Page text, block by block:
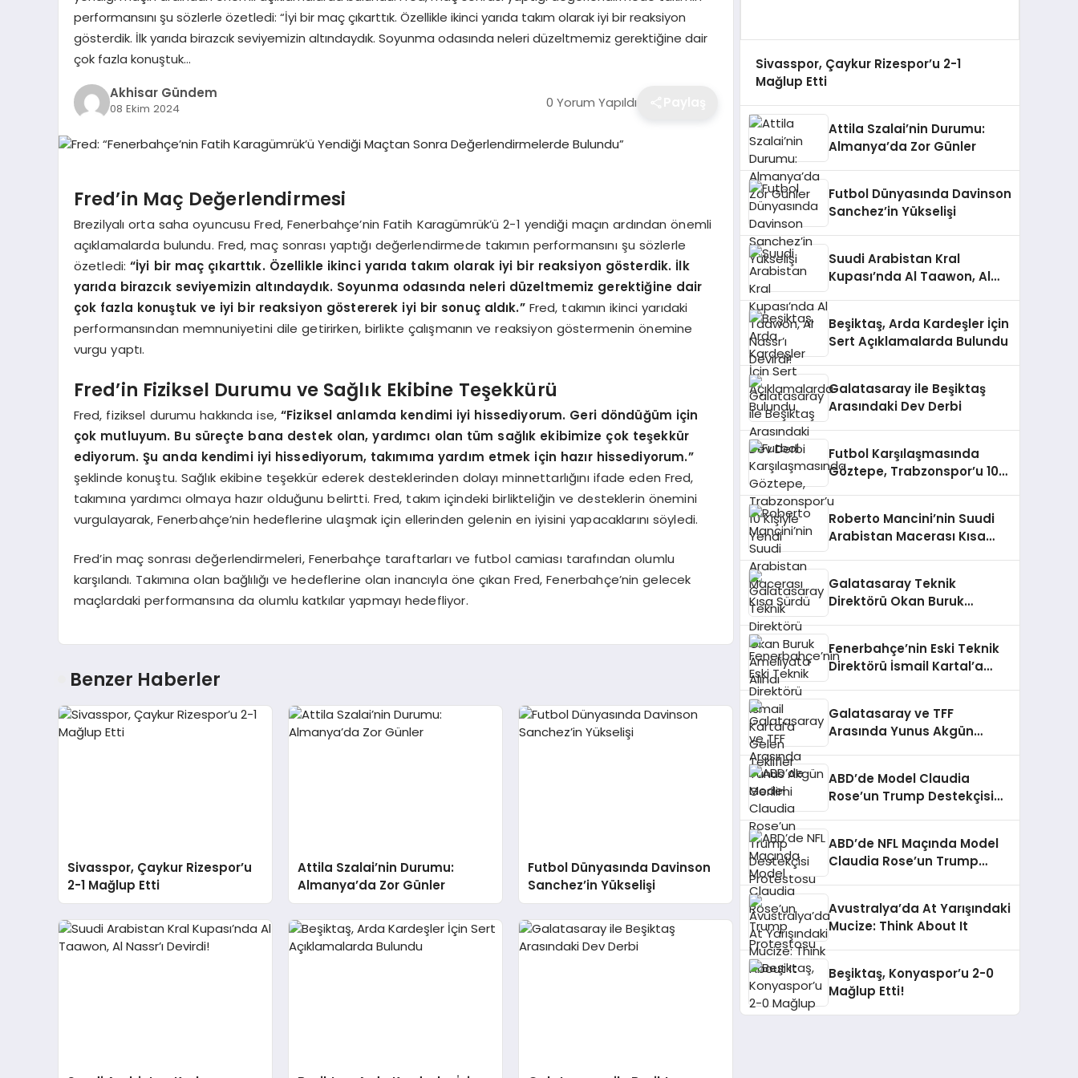
performansını şu sözlerle özetledi: “İyi bir maç çıkarttık. Özellikle ikinci yarıda takım olarak iyi bir reaksiyon
gösterdik. İlk yarıda birazcık seviyemizin altındaydık. Soyunma odasında neleri düzeltmemiz gerektiğine dair
çok fazla konuştuk…
Akhisar Gündem
08 Ekim 2024 0 Yorum Yapıldı
Fred’in Maç Değerlendirmesi
Brezilyalı orta saha oyuncusu Fred, Fenerbahçe’nin Fatih Karagümrük’ü 2-1 yendiği maçın ardından önemli
açıklamalarda bulundu. Fred, maç sonrası yaptığı değerlendirmede takımın performansını şu sözlerle
özetledi:“İyi bir maç çıkarttık. Özellikle ikinci yarıda takım olarak iyi bir reaksiyon gösterdik. İlk
yarıda birazcık seviyemizin altındaydık. Soyunma odasında neleri düzeltmemiz gerektiğine dair
çok fazla konuştuk ve iyi bir reaksiyon göstererek iyi bir sonuç aldık.”Fred, takımın ikinci yarıdaki
performansından memnuniyetini dile getirirken, birlikte çalışmanın ve reaksiyon göstermenin önemine
vurgu yaptı.
Fred’in Fiziksel Durumu ve Sağlık Ekibine Teşekkürü
Fred, fiziksel durumu hakkında ise, “Fiziksel anlamda kendimi iyi hissediyorum. Geri döndüğüm için
çok mutluyum. Bu süreçte bana destek olan, yardımcı olan tüm sağlık ekibimize çok teşekkür
ediyorum. Şu anda kendimi iyi hissediyorum, takımıma yardım etmek için hazır hissediyorum.”
şeklinde konuştu. Sağlık ekibine teşekkür ederek desteklerinden dolayı minnettarlığını ifade eden Fred,
takımına yardımcı olmaya hazır olduğunu belirtti. Fred, takım içindeki birlikteliğin ve desteklerin önemini
vurgulayarak, Fenerbahçe’nin hedeflerine ulaşmak için ellerinden gelenin en iyisini yapacaklarını söyledi.
Fred’in maç sonrası değerlendirmeleri, Fenerbahçe taraftarları ve futbol camiası tarafından olumlu
karşılandı. Takımına olan bağlılığı ve hedeflerine olan inancıyla öne çıkan Fred, Fenerbahçe’nin gelecek
maçlardaki performansına da olumlu katkılar yapmayı hedefliyor.
Benzer Haberler
Sivasspor, Çaykur Rizespor’u
2-1 Mağlup Etti
Attila Szalai’nin Durumu:
Almanya’da Zor Günler
Futbol Dünyasında Davinson
Sanchez’in Yükselişi
Sivasspor, Çaykur Rizespor’u 2-1
Mağlup Etti
Attila Szalai’nin Durumu:
Almanya’da Zor Günler
Futbol Dünyasında Davinson
Sanchez’in Yükselişi
Suudi Arabistan Kral
Kupası’nda Al Taawon, Al
Beşiktaş, Arda Kardeşler İçin
Sert Açıklamalarda Bulundu
Galatasaray ile Beşiktaş
Arasındaki Dev Derbi
Futbol Karşılaşmasında
Göztepe, Trabzonspor’u 10
Roberto Mancini’nin Suudi
Arabistan Macerası Kısa
Galatasaray Teknik
Direktörü Okan Buruk
Fenerbahçe’nin Eski Teknik
Direktörü İsmail Kartal’a
Galatasaray ve TFF
Arasında Yunus Akgün
ABD’de Model Claudia
Rose’un Trump Destekçisi
ABD’de NFL Maçında Model
Claudia Rose’un Trump
Avustralya’da At Yarışındaki
Mucize: Think About It
Beşiktaş, Konyaspor’u 2-0
Mağlup Etti!